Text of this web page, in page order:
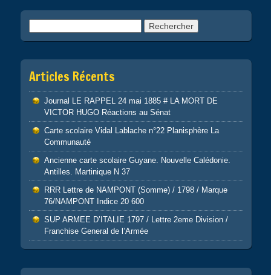
Articles Récents
Journal LE RAPPEL 24 mai 1885 # LA MORT DE
VICTOR HUGO Réactions au Sénat
Carte scolaire Vidal Lablache n°22 Planisphère La
Communauté
Ancienne carte scolaire Guyane. Nouvelle Calédonie.
Antilles. Martinique N 37
RRR Lettre de NAMPONT (Somme) / 1798 / Marque
76/NAMPONT Indice 20 600
SUP ARMEE D’ITALIE 1797 / Lettre 2eme Division /
Franchise General de l’Armée